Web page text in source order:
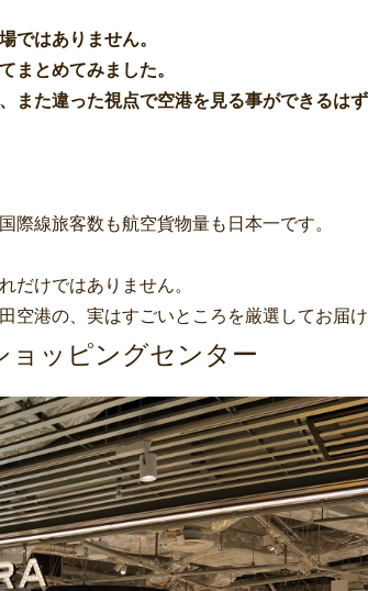
ではありません。
まとめてみました。
また違った視点で空港を見る事ができるはず
際線旅客数も航空貨物量も日本一です。
だけではありません。
空港の、実はすごいところを厳選してお届け
ョッピングセンター